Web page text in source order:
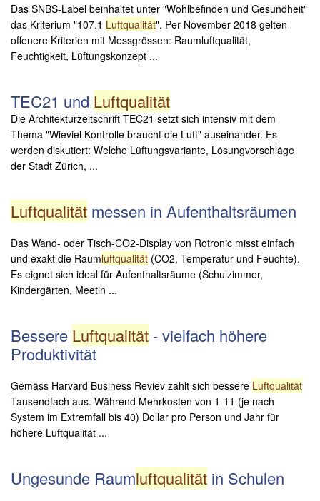
Das SNBS-Label beinhaltet unter "Wohlbefinden und Gesundheit"
das Kriterium "107.1 Luftqualität". Per November 2018 gelten
offenere Kriterien mit Messgrössen: Raumluftqualität,
Feuchtigkeit, Lüftungskonzept ...
TEC21 und Luftqualität
Die Architekturzeitschrift TEC21 setzt sich intensiv mit dem
Thema "Wieviel Kontrolle braucht die Luft" auseinander. Es
werden diskutiert: Welche Lüftungsvariante, Lösungvorschläge
der Stadt Zürich, ...
Luftqualität messen in Aufenthaltsräumen
Das Wand- oder Tisch-CO2-Display von Rotronic misst einfach
und exakt die Raumluftqualität (CO2, Temperatur und Feuchte).
Es eignet sich ideal für Aufenthaltsräume (Schulzimmer,
Kindergärten, Meetin ...
Bessere Luftqualität - vielfach höhere
Produktivität
Gemäss Harvard Business Reviev zahlt sich bessere Luftqualität
Tausendfach aus. Während Mehrkosten von 1-11 (je nach
System im Extremfall bis 40) Dollar pro Person und Jahr für
höhere Luftqualität ...
Ungesunde Raumluftqualität in Schulen